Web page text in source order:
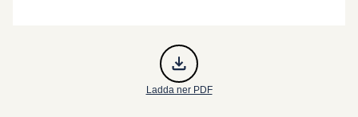
Ladda ner PDF